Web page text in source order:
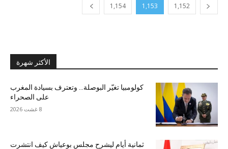
1,152
1,153
1,154
الأكثر شهرة
كولومبيا تغيّر البوصلة… وتعترف بسيادة المغرب
على الصحراء
8 غشت 2026
ثمانية أيام ليشرح مجلس بوعياش كيف انتشرت